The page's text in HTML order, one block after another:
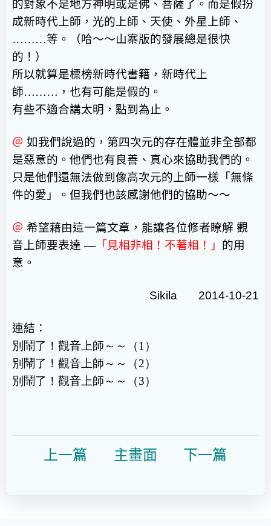
的對象不是地方神明或是佛、菩薩了。而是假扮
成新時代上師，光的上師、天使、外星上師、
………等。（哈～～山寨版的發展總是很快
的！）
所以就算是標榜新時代書籍，新時代上
師……… ，也有可能是假的。
有些不適合講太明，點到為止。
＠ 如我們說過的，第四次元的存在體並非全部都
是惡意的。他們也有良善、真心來協助我們的。
只是他們還無法做到像高次元的上師一樣「無條
件的愛」。但我們也該感謝他們的協助～～
＠ 希望藉由這一篇文章，能讓各位修者瞭解 觀
音上師要表達 —「見相非相！不著相！」 的用
意。
Sikila 2014-10-21
連結：
別鬧了！觀音上師～～（1）
別鬧了！觀音上師～～（2）
別鬧了！觀音上師～～（3）
上一篇 主畫面 下一篇